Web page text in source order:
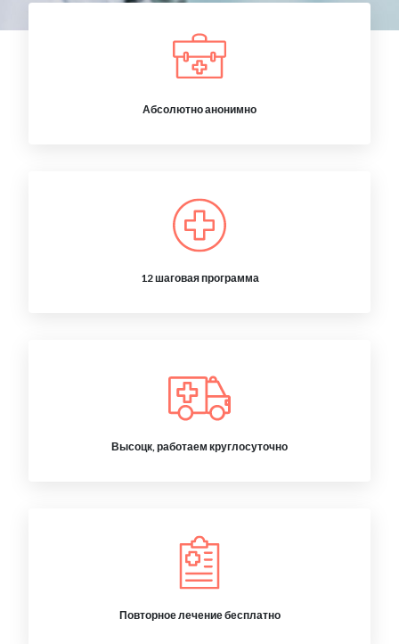
Абсолютно анонимно
12 шаговая программа
Высоцк, работаем круглосуточно
Повторное лечение бесплатно